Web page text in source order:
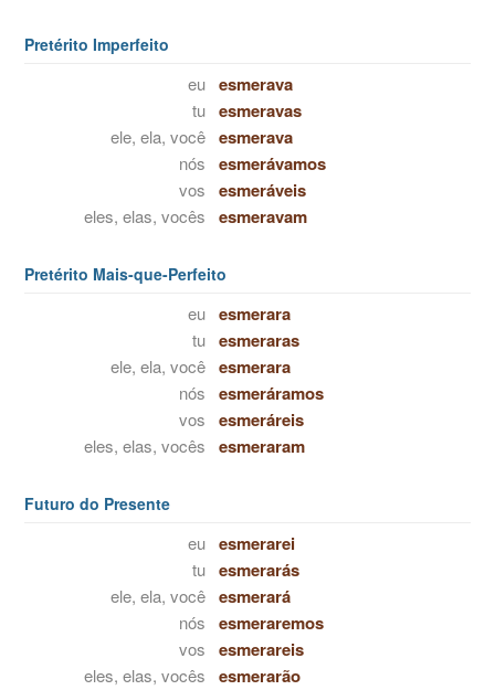
Pretérito Imperfeito
eu esmerava
tu esmeravas
ele, ela, você esmerava
nós esmerávamos
vos esmeráveis
eles, elas, vocês esmeravam
Pretérito Mais-que-Perfeito
eu esmerara
tu esmeraras
ele, ela, você esmerara
nós esmeráramos
vos esmeráreis
eles, elas, vocês esmeraram
Futuro do Presente
eu esmerarei
tu esmerarás
ele, ela, você esmerará
nós esmeraremos
vos esmerareis
eles, elas, vocês esmerarão